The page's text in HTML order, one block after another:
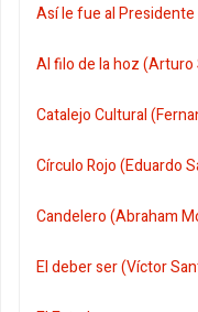
Así le fue al
Al filo de la hoz (Arturo
Catalejo Cultural
Círculo Rojo (Eduardo
Candelero (Abraham
El deber ser (Víctor